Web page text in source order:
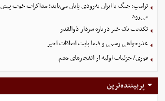
ترامپ: جنگ با ایران به‌زودی پایان می‌یابد؛ مذاکرات خوب پیش
می‌رود
تکذیب یک خبر درباره سردار ذوالقدر
عذرخواهی رسمی و فیفا بابت اتفاقات اخیر
فوری/ جزئیات اولیه از انفجارهای قشم
پربیننده‌ترین